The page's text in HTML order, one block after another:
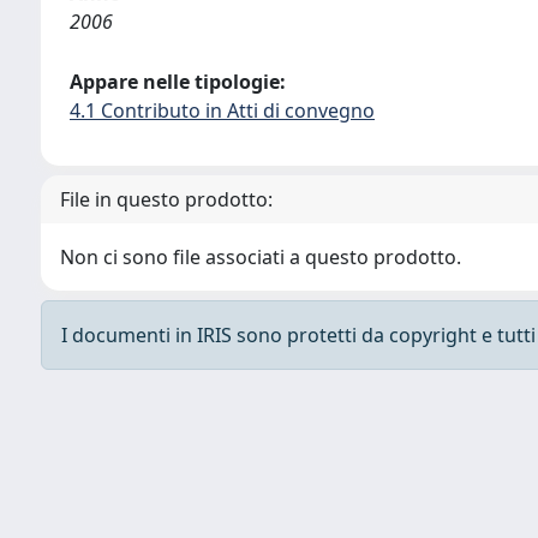
2006
Appare nelle tipologie:
4.1 Contributo in Atti di convegno
File in questo prodotto:
Non ci sono file associati a questo prodotto.
I documenti in IRIS sono protetti da copyright e